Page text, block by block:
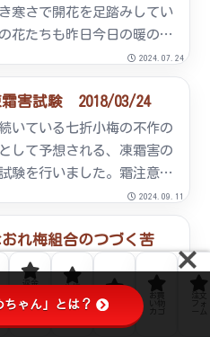
ピントが合いません。と
ず、本...
寒さで開花を足踏みしてい
花たちも昨日今日の暖のお
で一気に進みました。16000
の木全体でいえば、3分咲
いでしょうか。早咲き梅は
き、中咲き梅は3分咲き、遅
は1分咲きです。...
2024.07.24
霜害試験 2018/03/24
いている七折小梅の不作の
して予想される、凍霜害の
験を行いました。霜注意報
令された早朝2時～6時にペー
灯油を入れ、円筒形のキッ
ーパーを芯に燃焼しまし
今後、非燃焼地区と生育比較
す。
2024.09.11
れ梅組合のつづく苦
02/05
おれ梅組合の梅生産量は、過
間は不作・凶作が続いてい
返金
び返
品ポ
生梅
売に
つい
利用
規約
フォ
ちゃん」とは？